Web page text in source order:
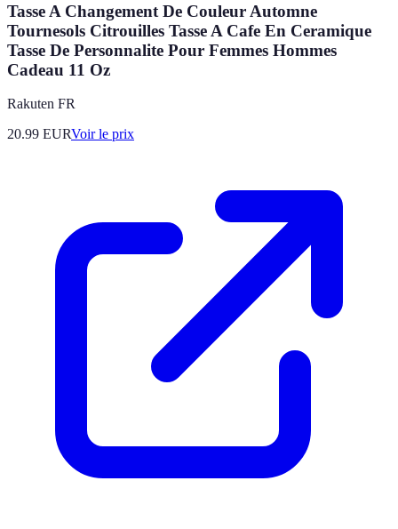
Tasse A Changement De Couleur Automne
Tournesols Citrouilles Tasse A Cafe En Ceramique
Tasse De Personnalite Pour Femmes Hommes
Cadeau 11 Oz
Rakuten FR
20.99 EURVoir le prix